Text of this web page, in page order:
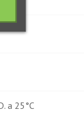
a 25°C